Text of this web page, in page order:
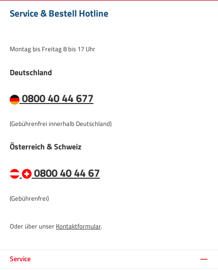
Service & Bestell Hotline
Montag bis Freitag 8 bis 17 Uhr
Deutschland
0800 40 44 677
(Gebührenfrei innerhalb Deutschland)
Österreich & Schweiz
0800 40 44 67
(Gebührenfrei)
Oder über unser Kontaktformular.
Service